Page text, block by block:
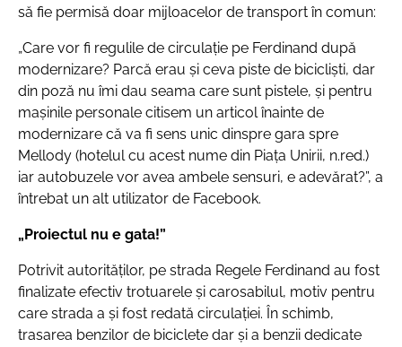
să fie permisă doar mijloacelor de transport în comun:
„Care vor fi regulile de circulație pe Ferdinand după
modernizare? Parcă erau și ceva piste de bicicliști, dar
din poză nu îmi dau seama care sunt pistele, și pentru
mașinile personale citisem un articol înainte de
modernizare că va fi sens unic dinspre gara spre
Mellody (hotelul cu acest nume din Piața Unirii, n.red.)
iar autobuzele vor avea ambele sensuri, e adevărat?”, a
întrebat un alt utilizator de Facebook.
„Proiectul nu e gata!”
Potrivit autorităților, pe strada Regele Ferdinand au fost
finalizate efectiv trotuarele și carosabilul, motiv pentru
care strada a și fost redată circulației. În schimb,
trasarea benzilor de biciclete dar și a benzii dedicate